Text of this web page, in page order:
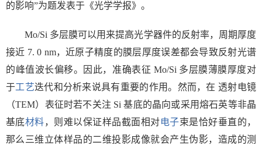
的影响”为题发表于《光学学报》。
Mo/Si 多层膜可以用来提高光学器件的反射率，周期厚度
接近 7. 0 nm，近原子精度的膜层厚度误差都会导致反射光谱
的峰值波长偏移。因此，准确表征 Mo/Si 多层膜薄膜厚度对
于工艺迭代和分析来说具有重要的作用。然而，在 透射电镜
（TEM）表征时若不关注 Si基底的晶向或采用熔石英等非晶
基底材料，则难以保证样品截面相对电子束是恰好垂直的，
那么三维立体样品的二维投影成像就会产生伪影，造成的测